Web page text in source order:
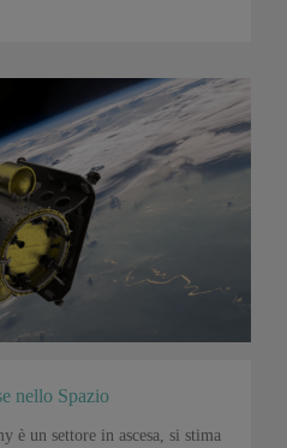
nello Spazio
è un settore in ascesa, si stima